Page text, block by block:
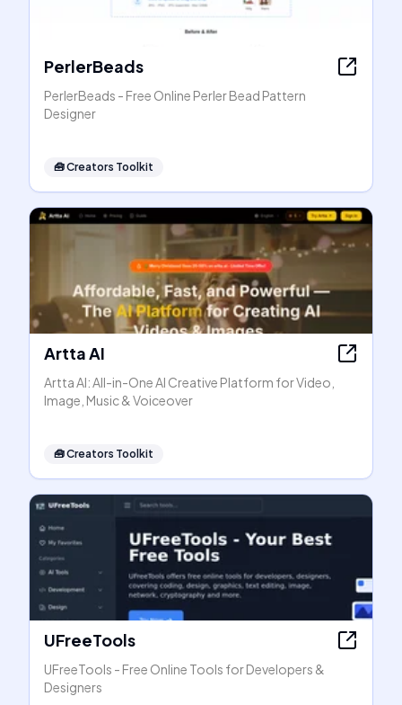
PerlerBeads
PerlerBeads - Free Online Perler Bead Pattern
Designer
🧰Creators Toolkit
Artta AI
Artta AI: All-in-One AI Creative Platform for Video,
Image, Music & Voiceover
🧰Creators Toolkit
UFreeTools
UFreeTools - Free Online Tools for Developers &
Designers